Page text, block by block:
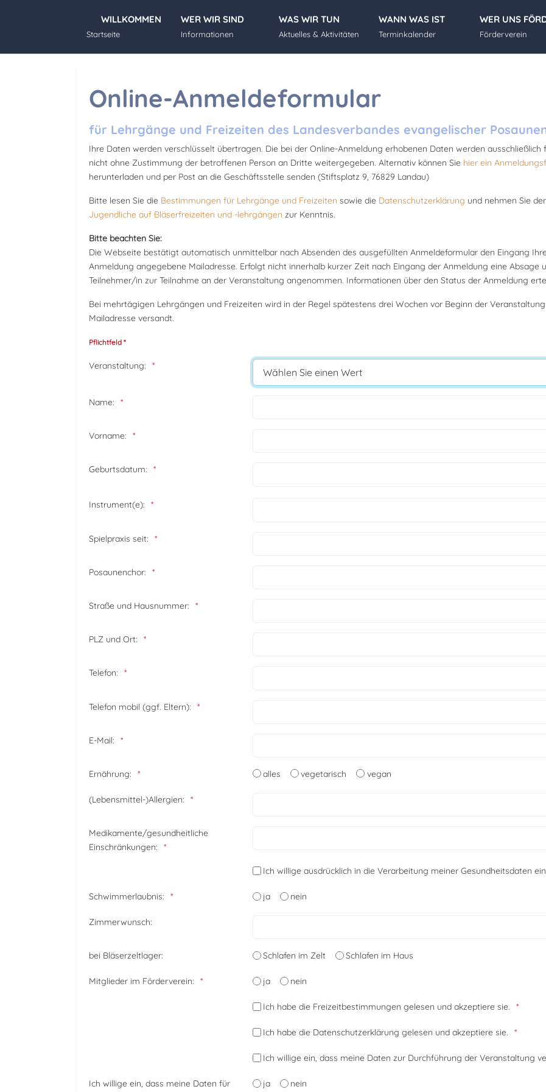
WILLKOMMEN
Startseite
WER WIR SIND
Informationen
WAS WIR TUN
Aktuelles & Aktivitäten
WANN WAS IST
Terminkalender
WER UNS
Förderverein
Online-Anmeldeformular
für Lehrgänge und Freizeiten des Landesverbandes evangelischer
Ihre Daten werden verschlüsselt übertragen. Die bei der Online-Anmeldung erhobenen Daten werden
nicht ohne Zustimmung der betroffenen Person an Dritte weitergegeben. Alternativ können Sie hier ein
herunterladen und per Post an die Geschäftsstelle senden (Stiftsplatz 9, 76829 Landau)
Bitte lesen Sie die Bestimmungen für Lehrgänge und Freizeiten sowie die Datenschutzerklärung und nehmen Sie
Jugendliche auf Bläserfreizeiten und -lehrgängen zur Kenntnis.
Bitte beachten Sie:
Die Webseite bestätigt automatisch unmittelbar nach Absenden des ausgefüllten Anmeldeformular den Eingang
Anmeldung angegebene Mailadresse. Erfolgt nicht innerhalb kurzer Zeit nach Eingang der Anmeldung eine
Teilnehmer/in zur Teilnahme an der Veranstaltung angenommen. Informationen über den Status der Anmeldung
Bei mehrtägigen Lehrgängen und Freizeiten wird in der Regel spätestens drei Wochen vor Beginn der
Mailadresse versandt.
Pflichtfeld *
Veranstaltung:
Name:
Vorname:
Geburtsdatum:
Instrument(e):
Spielpraxis seit:
Posaunenchor:
Straße und Hausnummer:
PLZ und Ort:
Telefon:
Telefon mobil (ggf. Eltern):
E-Mail:
Ernährung: alles vegetarisch vegan
(Lebensmittel-)Allergien:
Medikamente/gesundheitliche
Einschränkungen:
Ich willige ausdrücklich in die Verarbeitung meiner Gesundheitsdaten
Schwimmerlaubnis: ja nein
Zimmerwunsch:
bei Bläserzeltlager: Schlafen im Zelt Schlafen im Haus
Mitglieder im Förderverein: ja nein
Ich habe die Freizeitbestimmungen gelesen und akzeptiere sie.
Ich habe die Datenschutzerklärung gelesen und akzeptiere sie.
Ich willige ein, dass meine Daten zur Durchführung der Veranstaltung
Ich willige ein, dass meine Daten für ja nein